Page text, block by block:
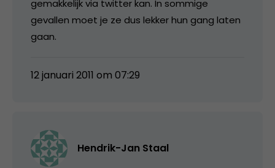
gemakkelijk via twitter kan. In sommige
gevallen moet je ze dus lekker hun gang laten
gaan.
12 januari 2011 om 07:29
Hendrik-Jan Staal